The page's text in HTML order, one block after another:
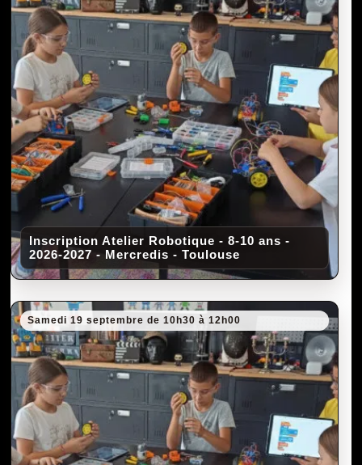
Inscription Atelier Robotique - 8-10 ans -
2026-2027 - Mercredis - Toulouse
Samedi 19 septembre de 10h30 à 12h00